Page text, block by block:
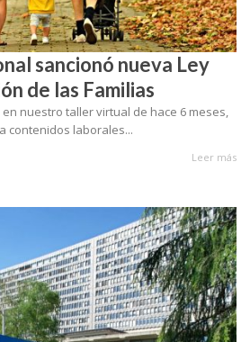
sancionó nueva Ley
de las Familias
nuestro taller virtual de hace 6 meses,
contenidos laborales...
Leer más